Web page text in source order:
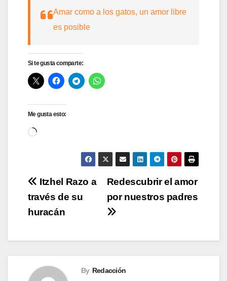
Amar como a los gatos, un amor libre
es posible
Si te gusta comparte:
Me gusta esto:
Cargando...
Navegación
de
Redescubrir el amor
por nuestros padres
Itzhel Razo a
través de su
huracán
By Redacción